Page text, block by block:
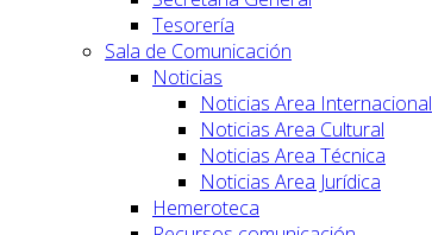
Tesorería
Sala de Comunicación
Noticias
Noticias Area Internacional
Noticias Area Cultural
Noticias Area Técnica
Noticias Area Jurídica
Hemeroteca